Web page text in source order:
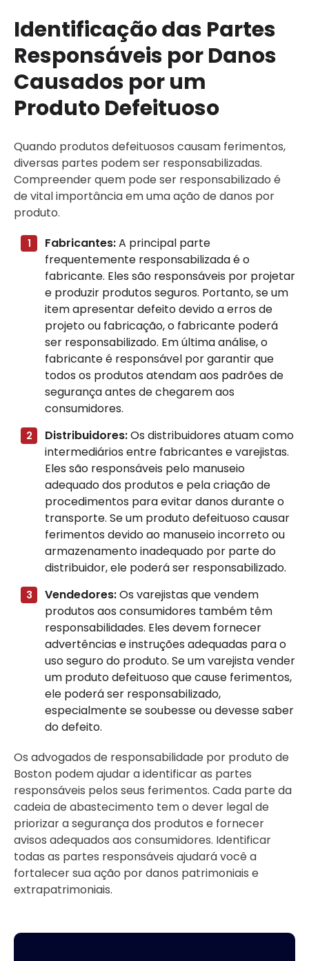
Identificação das Partes
Responsáveis por Danos
Causados por um
Produto Defeituoso
Quando produtos defeituosos causam ferimentos,
diversas partes podem ser responsabilizadas.
Compreender quem pode ser responsabilizado é
de vital importância em uma ação de danos por
produto.
Fabricantes:A principal parte
frequentemente responsabilizada é o
fabricante. Eles são responsáveis por projetar
e produzir produtos seguros. Portanto, se um
item apresentar defeito devido a erros de
projeto ou fabricação, o fabricante poderá
ser responsabilizado. Em última análise, o
fabricante é responsável por garantir que
todos os produtos atendam aos padrões de
segurança antes de chegarem aos
consumidores.
Distribuidores:Os distribuidores atuam como
intermediários entre fabricantes e varejistas.
Eles são responsáveis pelo manuseio
adequado dos produtos e pela criação de
procedimentos para evitar danos durante o
transporte. Se um produto defeituoso causar
ferimentos devido ao manuseio incorreto ou
armazenamento inadequado por parte do
distribuidor, ele poderá ser responsabilizado.
Vendedores:Os varejistas que vendem
produtos aos consumidores também têm
responsabilidades. Eles devem fornecer
advertências e instruções adequadas para o
uso seguro do produto. Se um varejista vender
um produto defeituoso que cause ferimentos,
ele poderá ser responsabilizado,
especialmente se soubesse ou devesse saber
do defeito.
Os advogados de responsabilidade por produto de
Boston podem ajudar a identificar as partes
responsáveis pelos seus ferimentos. Cada parte da
cadeia de abastecimento tem o dever legal de
priorizar a segurança dos produtos e fornecer
avisos adequados aos consumidores. Identificar
todas as partes responsáveis ajudará você a
fortalecer sua ação por danos patrimoniais e
extrapatrimoniais.